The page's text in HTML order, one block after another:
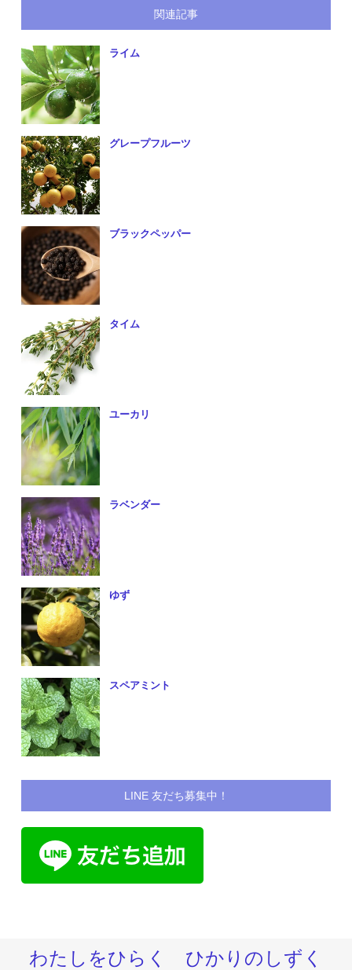
関連記事
ライム
グレープフルーツ
ブラックペッパー
タイム
ユーカリ
ラベンダー
ゆず
スペアミント
LINE 友だち募集中！
わたしをひらく ひかりのしずく